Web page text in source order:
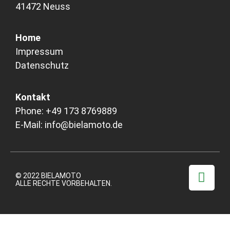
41472 Neuss
Home
Impressum
Datenschutz
Kontakt
Phone: +49 173 8769889
E-Mail: info@bielamoto.de
© 2022 BIELAMOTO
ALLE RECHTE VORBEHALTEN.